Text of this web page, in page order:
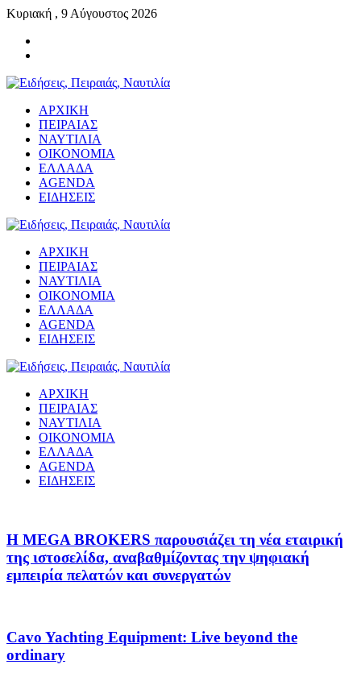
Κυριακή , 9 Αύγουστος 2026
ΑΡΧΙΚΗ
ΠΕΙΡΑΙΑΣ
ΝΑΥΤΙΛΙΑ
ΟΙΚΟΝΟΜΙΑ
ΕΛΛΑΔΑ
AGENDA
ΕΙΔΗΣΕΙΣ
ΑΡΧΙΚΗ
ΠΕΙΡΑΙΑΣ
ΝΑΥΤΙΛΙΑ
ΟΙΚΟΝΟΜΙΑ
ΕΛΛΑΔΑ
AGENDA
ΕΙΔΗΣΕΙΣ
ΑΡΧΙΚΗ
ΠΕΙΡΑΙΑΣ
ΝΑΥΤΙΛΙΑ
ΟΙΚΟΝΟΜΙΑ
ΕΛΛΑΔΑ
AGENDA
ΕΙΔΗΣΕΙΣ
Η MEGA BROKERS παρουσιάζει τη νέα εταιρική
της ιστοσελίδα, αναβαθμίζοντας την ψηφιακή
εμπειρία πελατών και συνεργατών
Cavo Yachting Equipment: Live beyond the
ordinary